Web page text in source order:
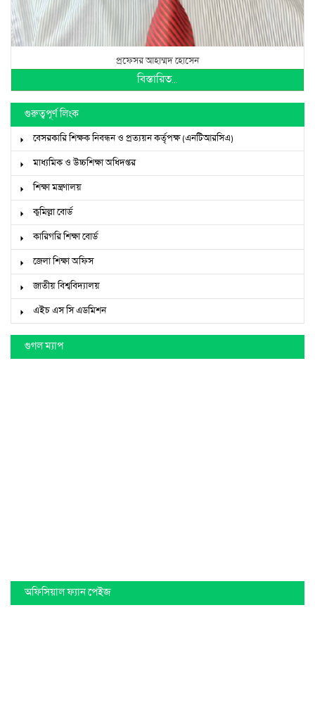
প্রফেসর আহাম্মদ হোসেন
বিস্তারিত...
গুরুত্বপূর্ণ লিংক
বেসরকারি শিক্ষক নিবন্ধন ও প্রত্যয়ন কর্তৃপক্ষ (এনটিআরসিএ)
মাধ্যমিক ও উচ্চশিক্ষা অধিদপ্তর
শিক্ষা মন্ত্রণালয়
কুমিল্লা বোর্ড
কারিগরি শিক্ষা বোর্ড
জেলা শিক্ষা অফিস
জাতীয় বিশ্ববিদ্যালয়
এইচ এস সি এডমিশন
গুগল ম্যাপ
অফিসিয়াল ফ্যান পেইজ